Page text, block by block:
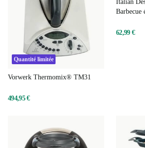
Quantité limitée
Italian